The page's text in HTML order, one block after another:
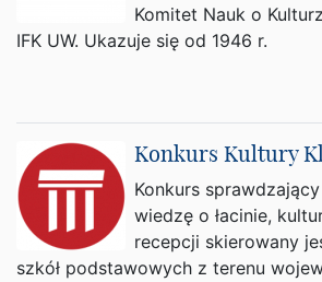
Komitet Nauk o
IFK UW. Ukazuje się od 1946 r.
Konkurs Kultury
Konkurs
wiedzę o łacinie,
recepcji skierowany
szkół podstawowych z terenu